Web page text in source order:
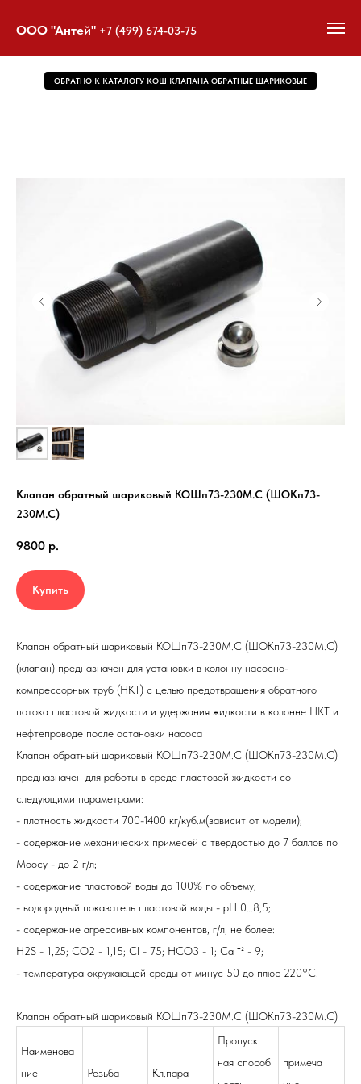
ООО "Антей" +7 (499) 674-03-75
ОБРАТНО К КАТАЛОГУ КОШ КЛАПАНА ОБРАТНЫЕ ШАРИКОВЫЕ
Клапан обратный шариковый КОШп73-230М.С (ШОКп73-
230М.С)
9800 р.
Купить
Клапан обратный шариковый КОШп73-230М.С (ШОКп73-230М.С)
(клапан) предназначен для установки в колонну насосно-
компрессорных труб (НКТ) с целью предотвращения обратного
потока пластовой жидкости и удержания жидкости в колонне НКТ и
нефтепроводе после остановки насоса
Клапан обратный шариковый КОШп73-230М.С (ШОКп73-230М.С)
предназначен для работы в среде пластовой жидкости со
следующими параметрами:
- плотность жидкости 700-1400 кг/куб.м(зависит от модели);
- содержание механических примесей с твердостью до 7 баллов по
Моосу - до 2 г/л;
- содержание пластовой воды до 100% по объему;
- водородный показатель пластовой воды - рН 0…8,5;
- содержание агрессивных компонентов, г/л, не более:
H2S - 1,25; CO2 - 1,15; Cl - 75; HCO3 - 1; Ca ⁺² - 9;
- температура окружающей среды от минус 50 до плюс 220°С.
Клапан обратный шариковый КОШп73-230М.С (ШОКп73-230М.С)
Наименова
ние
Резьба Кл.пара
Пропуск
ная способ
примеча